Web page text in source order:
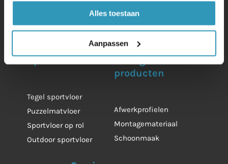
Alles toestaan
Aanpassen
Sportvloeren
Tegel sportvloer
Puzzelmatvloer
Sportvloer op rol
Outdoor sportvloer
Overige
producten
Afwerkprofielen
Montagemateriaal
Schoonmaak